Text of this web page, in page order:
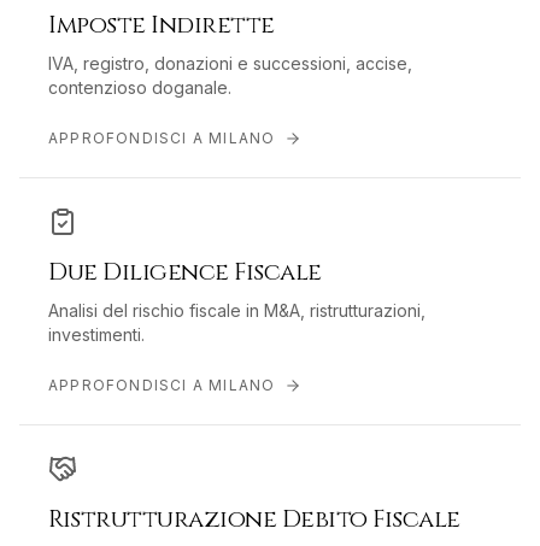
Imposte Indirette
IVA, registro, donazioni e successioni, accise,
contenzioso doganale.
APPROFONDISCI A MILANO
Due Diligence Fiscale
Analisi del rischio fiscale in M&A, ristrutturazioni,
investimenti.
APPROFONDISCI A MILANO
Ristrutturazione Debito Fiscale